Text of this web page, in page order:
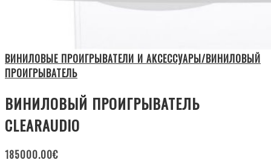
ВИНИЛОВЫЕ ПРОИГРЫВАТЕЛИ И АКСЕССУАРЫ/ВИНИЛОВЫЙ
ПРОИГРЫВАТЕЛЬ
ВИНИЛОВЫЙ ПРОИГРЫВАТЕЛЬ
CLEARAUDIO
185000.00€